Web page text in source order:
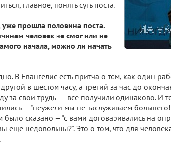
главное, понять суть поста.
прошла половина поста.
человек не смог или не
начала, можно ли начать
В Евангелие есть притча о том, как один
в шестом часу, а третий за час до
за свои труды — все получили одинаково. И
— "неужели мы не заслуживаем
было сказано — "с вами договаривались на
еще недовольны?". Это о том, что для